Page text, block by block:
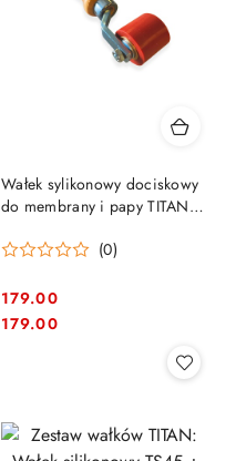
Wałek sylikonowy dociskowy
do membrany i papy TITAN
(0)
Cena:
179.00
Cena:
179.00